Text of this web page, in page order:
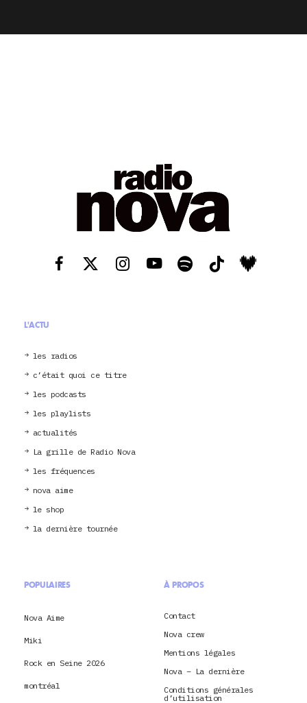
L'ACTU
les radios
c’était quoi ce titre
les podcasts
les playlists
actualités
La grille de Radio Nova
les fréquences
nova aime
le shop
la dernière tournée
POPULAIRES
Nova Aime
Miki
Rock en Seine 2026
montréal
À PROPOS
Contact
Nova crew
Mentions légales
Nova – La dernière
Conditions générales
d’utilisation